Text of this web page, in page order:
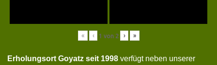
« ‹ 1 von 2 › »
Erholungsort Goyatz seit 1998 verfügt neben unserer